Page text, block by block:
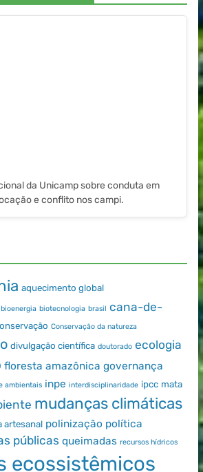
da Unicamp sobre conduta em
e conflito nos campi.
aquecimento global
bioenergia biotecnologia brasil cana-de-
Conservação da natureza
divulgação científica doutorado ecologia
floresta amazônica governança
ambientais inpe interdisciplinaridade ipcc mata
mudanças climáticas
artesanal polinização política
públicas queimadas recursos hídricos
ecossistêmicos